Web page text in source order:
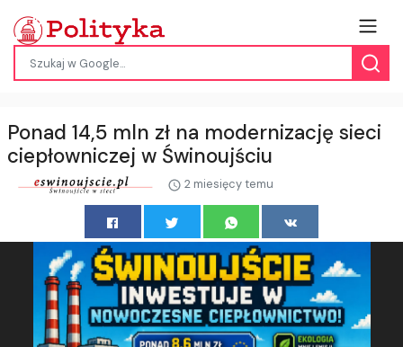
Ponad 14,5 mln zł na modernizację sieci
ciepłowniczej w Świnoujściu
2 miesięcy temu